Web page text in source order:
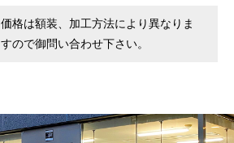
価格は額装、加工方法により異なりま
すので御問い合わせ下さい。